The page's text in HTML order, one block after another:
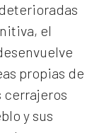
el
propias de
cerrajeros
y sus